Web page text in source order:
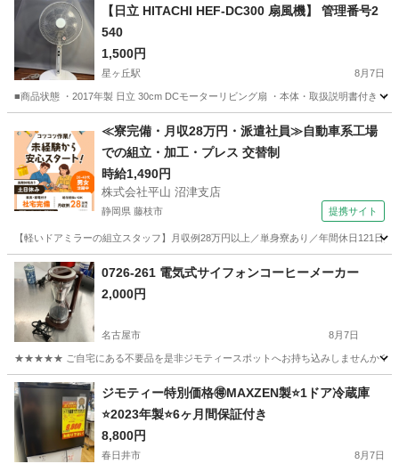
【日立 HITACHI HEF-DC300 扇風機】 管理番号2
540
1,500円
星ヶ丘駅 8月7日
■商品状態 ・2017年製 日立 30cm DCモーターリビング扇 ・本体・取扱説明書付き（
星ヶ丘駅 季節、空調家電 HEF
≪寮完備・月収28万円・派遣社員≫自動車系工場
での組立・加工・プレス 交替制
時給1,490円
株式会社平山 沼津支店
静岡県 藤枝市 提携サイト
【軽いドアミラーの組立スタッフ】月収例28万円以上／単身寮あり／年間休日121
静岡 藤枝市
0726-261 電気式サイフォンコーヒーメーカー
2,000円
名古屋市 8月7日
★★★★★ ご自宅にある不要品を是非ジモティースポットへお持ち込みしませんか？
愛知 名古屋市 キッチン家電 サイフォン
ジモティー特別価格🉐MAXZEN製⭐️1ドア冷蔵庫
⭐️2023年製⭐️6ヶ月間保証付き
8,800円
春日井市 8月7日